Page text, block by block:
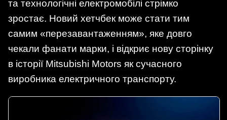
та технологічні електромобілі стрімко
зростає. Новий хетчбек може стати тим
самим «перезавантаженням», яке довго
чекали фанати марки, і відкриє нову сторінку
в історії Mitsubishi Motors як сучасного
виробника електричного транспорту.